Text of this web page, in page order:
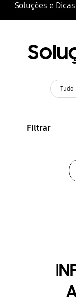
Soluções e Dicas
Tudo
Filtrar